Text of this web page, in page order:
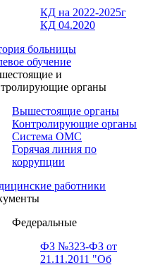
КД на 2022-2025г
КД 04.2020
больницы
обучение
и
органы
Вышестоящие органы
Контролирующие органы
Система ОМС
Горячая линия по
коррупции
работники
Федеральные
ФЗ №323-ФЗ от
21.11.2011 "Об